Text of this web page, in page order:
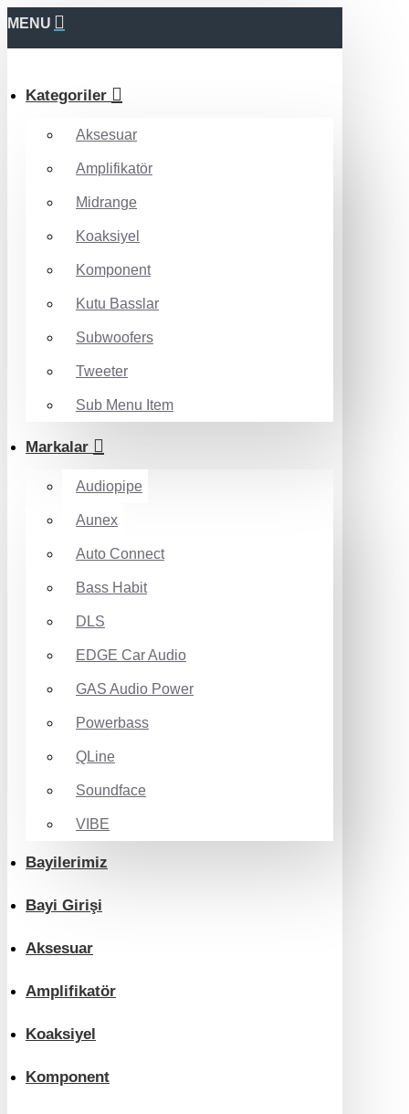
MENU
Kategoriler
Aksesuar
Amplifikatör
Midrange
Koaksiyel
Komponent
Kutu Basslar
Subwoofers
Tweeter
Sub Menu Item
Markalar
Audiopipe
Aunex
Auto Connect
Bass Habit
DLS
EDGE Car Audio
GAS Audio Power
Powerbass
QLine
Soundface
VIBE
Bayilerimiz
Bayi Girişi
Aksesuar
Amplifikatör
Koaksiyel
Komponent